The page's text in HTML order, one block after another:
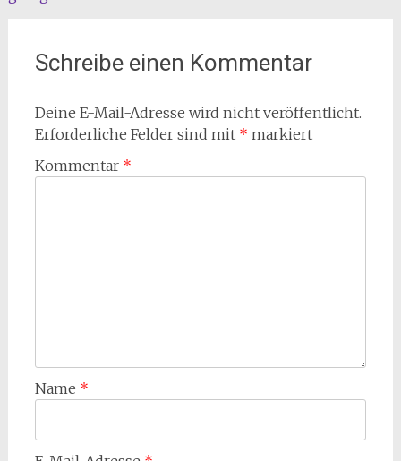
Schreibe einen Kommentar
Deine E-Mail-Adresse wird nicht veröffentlicht.
Erforderliche Felder sind mit * markiert
Kommentar *
Name *